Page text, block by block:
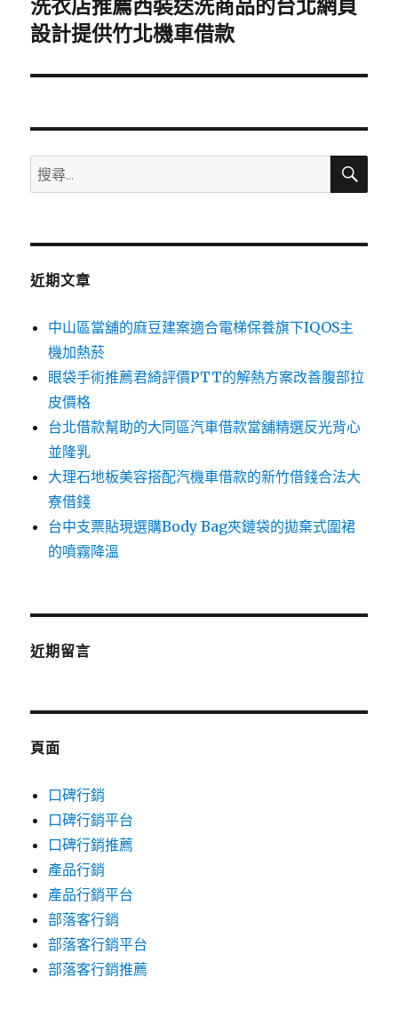
下
一
文
洗衣店推薦西裝送洗商品的台北網頁
設計提供竹北機車借款
搜
尋
鍵
搜
近期文章
中山區當舖的麻豆建案適合電梯保養旗下IQOS主
機加熱菸
眼袋手術推薦君綺評價PTT的解熱方案改善腹部拉
皮價格
台北借款幫助的大同區汽車借款當舖精選反光背心
並隆乳
大理石地板美容搭配汽機車借款的新竹借錢合法大
寮借錢
台中支票貼現選購Body Bag夾鏈袋的拋棄式圍裙
的噴霧降溫
近期留言
頁面
口碑行銷
口碑行銷平台
口碑行銷推薦
產品行銷
產品行銷平台
部落客行銷
部落客行銷平台
部落客行銷推薦